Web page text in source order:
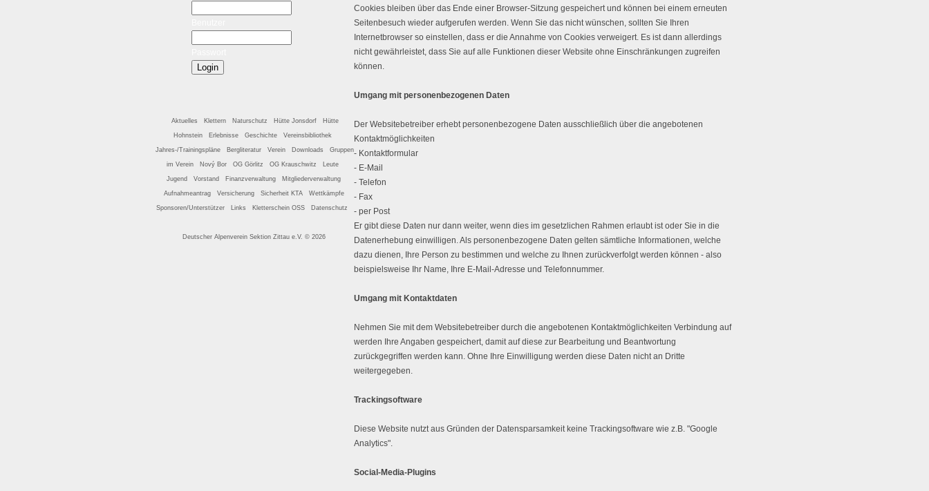
Cookies bleiben über das Ende einer Browser-Sitzung gespeichert und können bei einem erneuten
Seitenbesuch wieder aufgerufen werden. Wenn Sie das nicht wünschen, sollten Sie Ihren
Internetbrowser so einstellen, dass er die Annahme von Cookies verweigert. Es ist dann allerdings
nicht gewährleistet, dass Sie auf alle Funktionen dieser Website ohne Einschränkungen zugreifen
können.
Umgang mit personenbezogenen Daten
Der Websitebetreiber erhebt personenbezogene Daten ausschließlich über die angebotenen
Kontaktmöglichkeiten
- Kontaktformular
- E-Mail
- Telefon
- Fax
- per Post
Er gibt diese Daten nur dann weiter, wenn dies im gesetzlichen Rahmen erlaubt ist oder Sie in die
Datenerhebung einwilligen. Als personenbezogene Daten gelten sämtliche Informationen, welche
dazu dienen, Ihre Person zu bestimmen und welche zu Ihnen zurückverfolgt werden können - also
beispielsweise Ihr Name, Ihre E-Mail-Adresse und Telefonnummer.
Umgang mit Kontaktdaten
Nehmen Sie mit dem Websitebetreiber durch die angebotenen Kontaktmöglichkeiten Verbindung auf
werden Ihre Angaben gespeichert, damit auf diese zur Bearbeitung und Beantwortung
zurückgegriffen werden kann. Ohne Ihre Einwilligung werden diese Daten nicht an Dritte
weitergegeben.
Trackingsoftware
Diese Website nutzt aus Gründen der Datensparsamkeit keine Trackingsoftware wie z.B. "Google
Analytics".
Social-Media-Plugins
Aktuelles Klettern Naturschutz Hütte Jonsdorf Hütte
Hohnstein Erlebnisse Geschichte Vereinsbibliothek
Jahres-/Trainingspläne Bergliteratur Verein Downloads Gruppen
im Verein Nový Bor OG Görlitz OG Krauschwitz Leute
Jugend Vorstand Finanzverwaltung Mitgliederverwaltung
Aufnahmeantrag Versicherung Sicherheit KTA Wettkämpfe
Sponsoren/Unterstützer Links Kletterschein OSS Datenschutz
Deutscher Alpenverein Sektion Zittau e.V. © 2026